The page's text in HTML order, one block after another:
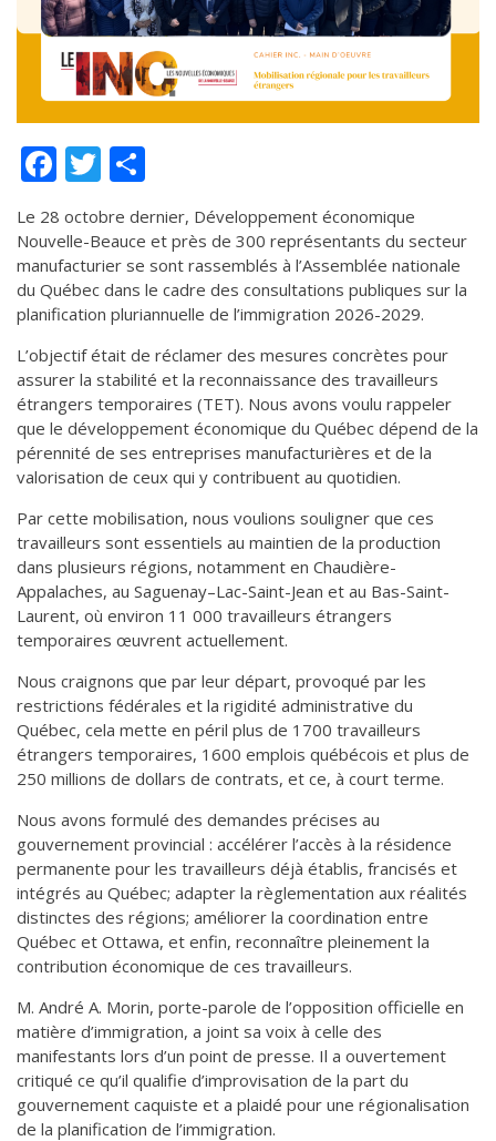
de solidarité
Futurpreneur
Toile entrepreneuriale Nouvelle-
Beauce
Facebook
Twitter
Le 28 octobre dernier, Développement économique
Nouvelle-Beauce et près de 300 représentants du secteur
manufacturier se sont rassemblés à l’Assemblée nationale
du Québec dans le cadre des consultations publiques sur la
planification pluriannuelle de l’immigration 2026-2029.
L’objectif était de réclamer des mesures concrètes pour
assurer la stabilité et la reconnaissance des travailleurs
étrangers temporaires (TET). Nous avons voulu rappeler
que le développement économique du Québec dépend de la
pérennité de ses entreprises manufacturières et de la
valorisation de ceux qui y contribuent au quotidien.
Par cette mobilisation, nous voulions souligner que ces
travailleurs sont essentiels au maintien de la production
dans plusieurs régions, notamment en Chaudière-
Appalaches, au Saguenay–Lac-Saint-Jean et au Bas-Saint-
Laurent, où environ 11 000 travailleurs étrangers
temporaires œuvrent actuellement.
Nous craignons que par leur départ, provoqué par les
restrictions fédérales et la rigidité administrative du
Québec, cela mette en péril plus de 1700 travailleurs
étrangers temporaires, 1600 emplois québécois et plus de
250 millions de dollars de contrats, et ce, à court terme.
Nous avons formulé des demandes précises au
gouvernement provincial : accélérer l’accès à la résidence
permanente pour les travailleurs déjà établis, francisés et
intégrés au Québec; adapter la règlementation aux réalités
distinctes des régions; améliorer la coordination entre
Québec et Ottawa, et enfin, reconnaître pleinement la
contribution économique de ces travailleurs.
M. André A. Morin, porte-parole de l’opposition officielle en
matière d’immigration, a joint sa voix à celle des
manifestants lors d’un point de presse. Il a ouvertement
critiqué ce qu’il qualifie d’improvisation de la part du
gouvernement caquiste et a plaidé pour une régionalisation
de la planification de l’immigration.